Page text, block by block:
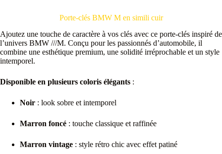
Porte-clés BMW M en simili cuir
Ajoutez une touche de caractère à vos clés avec ce porte-clés inspiré de
l’univers BMW ///M. Conçu pour les passionnés d’automobile, il
combine une esthétique premium, une solidité irréprochable et un style
intemporel.
Disponible en plusieurs coloris élégants :
Noir : look sobre et intemporel
Marron foncé : touche classique et raffinée
Marron vintage : style rétro chic avec effet patiné